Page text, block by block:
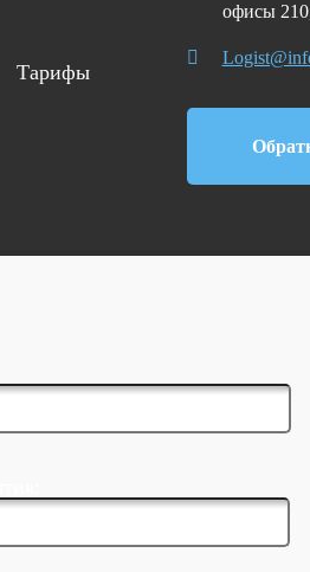
Тарифы
офисы